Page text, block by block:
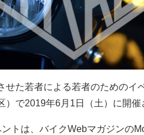
せた若者による若者のためのイ
で2019年6月1日（土）に開催
トは、バイクWebマガジンの